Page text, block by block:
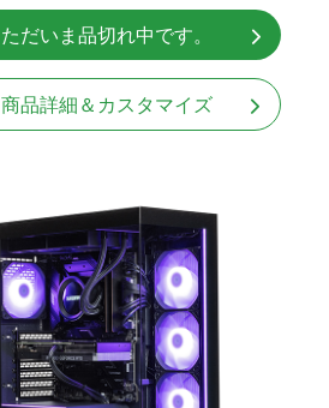
ただいま品切れ中です。
商品詳細＆カスタマイズ